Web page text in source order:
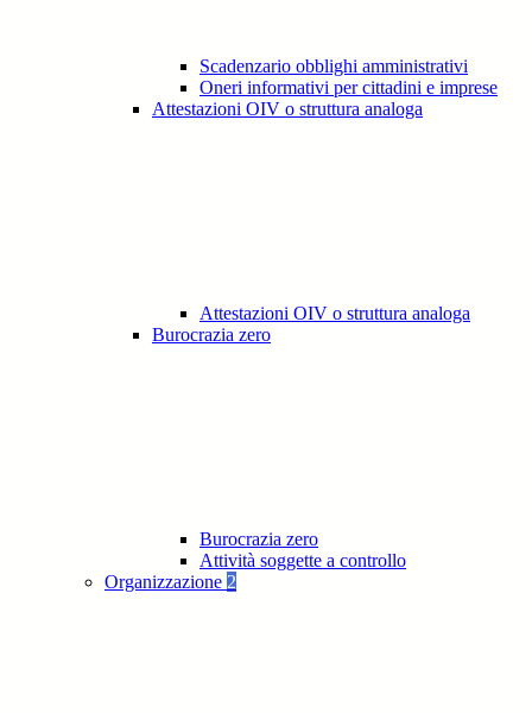
Scadenzario obblighi amministrativi
Oneri informativi per cittadini e imprese
Attestazioni OIV o struttura analoga
Attestazioni OIV o struttura analoga
Burocrazia zero
Burocrazia zero
Attività soggette a controllo
Organizzazione 2